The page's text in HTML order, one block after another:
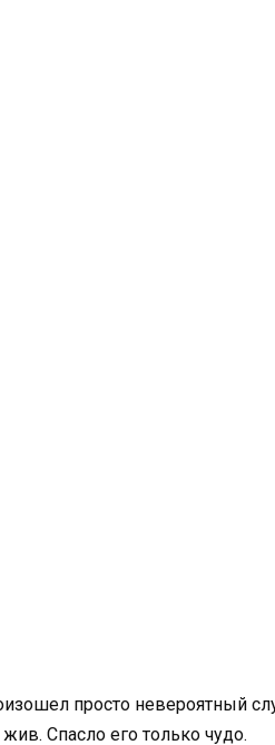
просто невероятный
Спасло его только чудо.